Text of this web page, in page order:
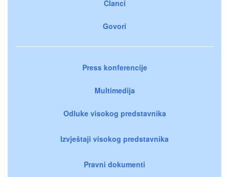
Članci
Govori
Press konferencije
Multimedija
Odluke visokog predstavnika
Izvještaji visokog predstavnika
Pravni dokumenti